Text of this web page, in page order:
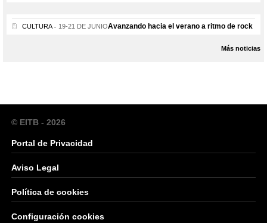
CULTURA 19-21 DE JUNIOAvanzando hacia el verano a ritmo de rock
Más noticias
© EITB - 2026
Portal de Privacidad
Aviso Legal
Política de cookies
Configuración cookies